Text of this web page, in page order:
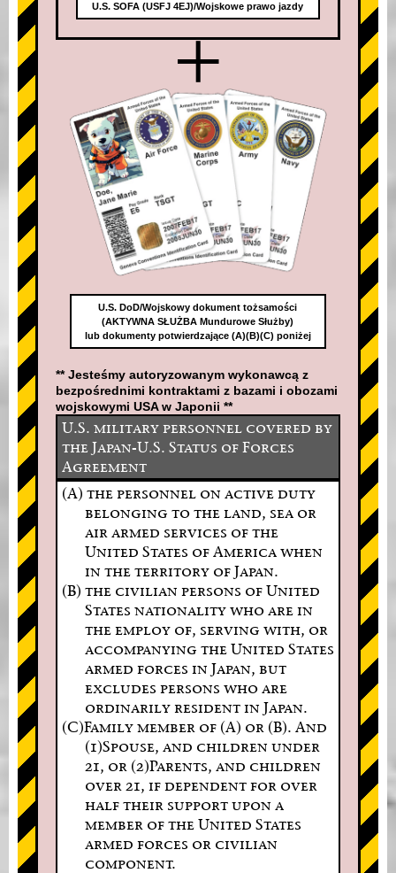
U.S. SOFA (USFJ 4EJ)/Wojskowe prawo jazdy
+
U.S. DoD/Wojskowy dokument tożsamości
(AKTYWNA SŁUŻBA Mundurowe Służby)
lub dokumenty potwierdzające (A)(B)(C) poniżej
** Jesteśmy autoryzowanym wykonawcą z
bezpośrednimi kontraktami z bazami i obozami
wojskowymi USA w Japonii **
U.S. military personnel covered by
the Japan-U.S. Status of Forces
Agreement
(A) the personnel on active duty
belonging to the land, sea or
air armed services of the
United States of America when
in the territory of Japan.
(B) the civilian persons of United
States nationality who are in
the employ of, serving with, or
accompanying the United States
armed forces in Japan, but
excludes persons who are
ordinarily resident in Japan.
(C)Family member of (A) or (B). And
(1)Spouse, and children under
21, or (2)Parents, and children
over 21, if dependent for over
half their support upon a
member of the United States
armed forces or civilian
component.